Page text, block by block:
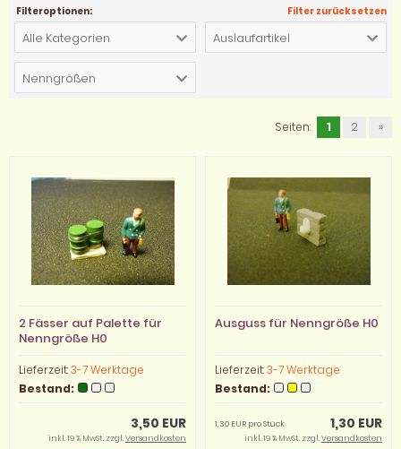
Filteroptionen: Filter zurücksetzen
Alle Kategorien Auslaufartikel
Nenngrößen
Seiten: 1 2 »
2 Fässer auf Palette für
Nenngröße H0
Lieferzeit:3-7 Werktage
Bestand:
3,50 EUR
inkl. 19 % MwSt. zzgl.Versandkosten
Ausguss für Nenngröße H0
Lieferzeit:3-7 Werktage
Bestand:
1,30 EUR
1,30 EUR pro Stück
inkl. 19 % MwSt. zzgl.Versandkosten